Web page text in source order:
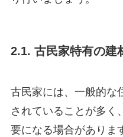
2.1. 古民家特有の建
古民家には、一般的な
されていることが多く
要になる場合がありま